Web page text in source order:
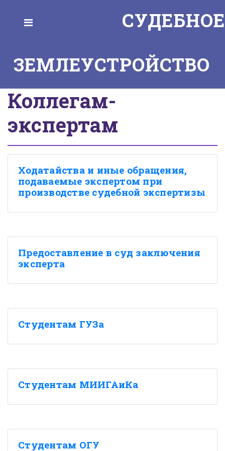
СУДЕБНОЕ
ЗЕМЛЕУСТРОЙСТВО
Коллегам-
экспертам
Ходатайства и иные обращения,
подаваемые экспертом при
производстве судебной экспертизы
Предоставление в суд заключения
эксперта
Студентам ГУЗа
Студентам МИИГАиКа
Студентам ОГУ